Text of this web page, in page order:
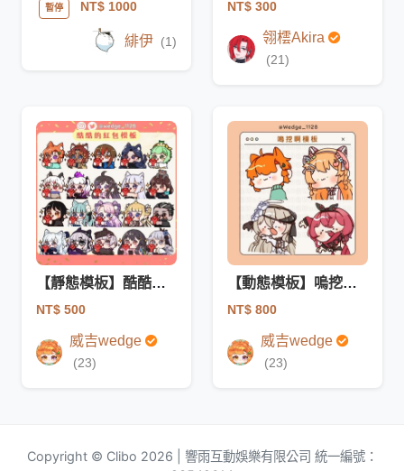
暫停 NT$ 1000
緋伊 (1)
NT$ 300
翎橒Akira
(21)
【靜態模板】酷酷的紅包模板
NT$ 500
威吉wedge
(23)
【動態模板】嗚挖啊模板
NT$ 800
威吉wedge
(23)
Copyright © Clibo 2026 | 響雨互動娛樂有限公司 統一編號：